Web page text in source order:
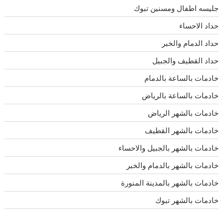
جليسه اطفال ومسنين تبوك
حداد الاحساء
حداد الدمام والخبر
حداد القطيف والجبيل
خادمات بالساعة بالدمام
خادمات بالساعة بالرياض
خادمات بالشهر الرياض
خادمات بالشهر القطيف
خادمات بالشهر بالجبيل والاحساء
خادمات بالشهر بالدمام والخبر
خادمات بالشهر بالمدينة المنورة
خادمات بالشهر تبوك